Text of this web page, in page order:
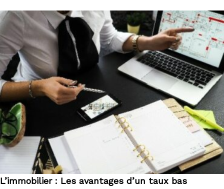
L’immobilier : Les avantages d’un taux bas